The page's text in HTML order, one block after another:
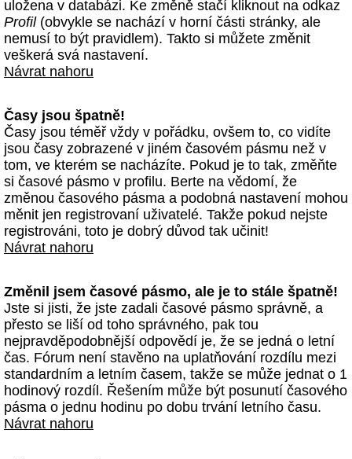
uložena v databázi. Ke změně stačí kliknout na odkaz
Profil(obvykle se nachází v horní části stránky, ale
nemusí to být pravidlem). Takto si můžete změnit
veškerá svá nastavení.
Návrat nahoru
Časy jsou špatně!
Časy jsou téměř vždy v pořádku, ovšem to, co vidíte
jsou časy zobrazené v jiném časovém pásmu než v
tom, ve kterém se nacházíte. Pokud je to tak, změňte
si časové pásmo v profilu. Berte na vědomí, že
změnou časového pásma a podobná nastavení mohou
měnit jen registrovaní uživatelé. Takže pokud nejste
registrováni, toto je dobrý důvod tak učinit!
Návrat nahoru
Změnil jsem časové pásmo, ale je to stále špatně!
Jste si jisti, že jste zadali časové pásmo správně, a
přesto se liší od toho správného, pak tou
nejpravděpodobnější odpovědí je, že se jedná o letní
čas. Fórum není stavěno na uplatňování rozdílu mezi
standardním a letním časem, takže se může jednat o 1
hodinový rozdíl. Řešením může být posunutí časového
pásma o jednu hodinu po dobu trvání letního času.
Návrat nahoru